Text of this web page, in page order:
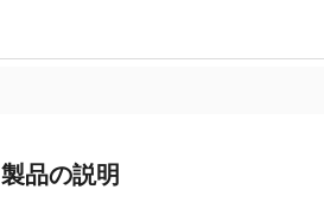
製品の説明